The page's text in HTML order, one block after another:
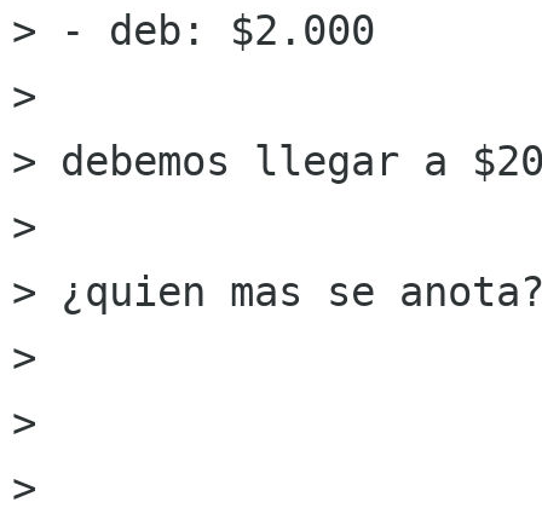
> - deb: $2.000
>
> debemos llegar a
>
> ¿quien mas se
>
>
>